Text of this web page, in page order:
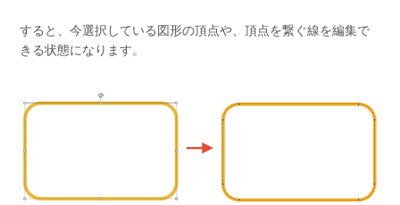
すると、今選択している図形の頂点や、頂点を繋ぐ線を編集で
きる状態になります。